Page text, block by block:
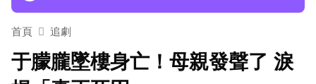
TWICE定延不續約！手寫信宣布離開JYP 簽新東
富婆砸錢拍短劇塞60場吻戲！男星爆「開房被包
首頁 追劇
于朦朧墜樓身亡！母親發聲了 淚